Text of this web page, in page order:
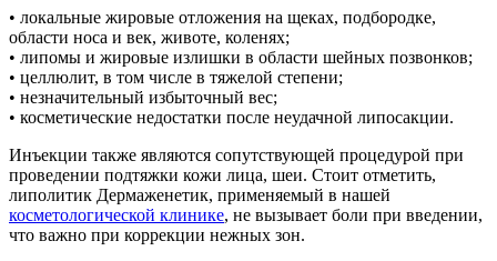
• локальные жировые отложения на щеках, подбородке,
области носа и век, животе, коленях;
• липомы и жировые излишки в области шейных позвонков;
• целлюлит, в том числе в тяжелой степени;
• незначительный избыточный вес;
• косметические недостатки после неудачной липосакции.
Инъекции также являются сопутствующей процедурой при
проведении подтяжки кожи лица, шеи. Стоит отметить,
липолитик Дермаженетик, применяемый в нашей
косметологической клинике, не вызывает боли при введении,
что важно при коррекции нежных зон.